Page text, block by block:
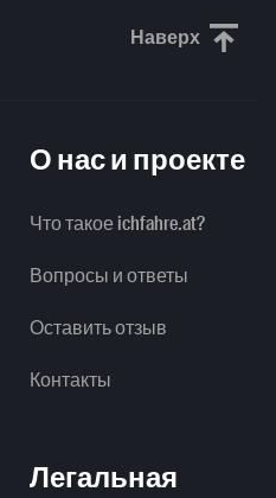
Наверх
О нас и проекте
Что такое ichfahre.at?
Вопросы и ответы
Оставить отзыв
Контакты
Легальная